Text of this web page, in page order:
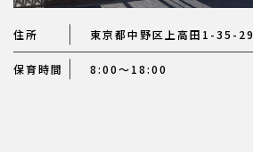
住所 東京都中野区上高田1-35-29
保育時間 8:00～18:00